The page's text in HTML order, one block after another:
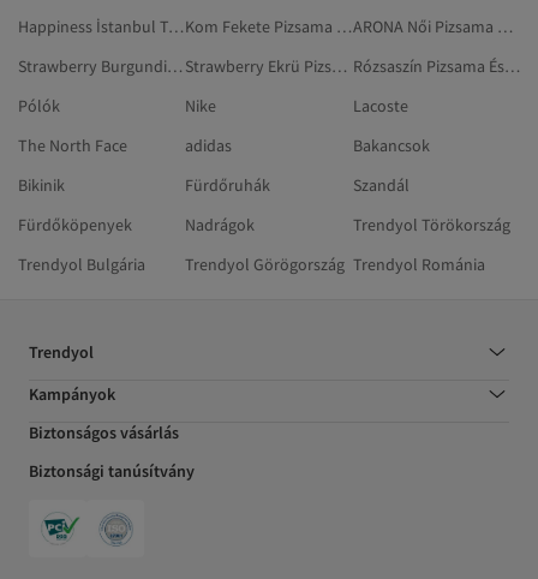
Happiness İstanbul Többszínű Pizsama És Alsónemű
Kom Fekete Pizsama És Alsónemű
ARONA Női Pizsama És Alsónemű
Strawberry Burgundi Pizsamaszettek
Strawberry Ekrü Pizsamaszettek
Rózsaszín Pizsama És Alsónemű
Pólók
Nike
Lacoste
The North Face
adidas
Bakancsok
Bikinik
Fürdőruhák
Szandál
Fürdőköpenyek
Nadrágok
Trendyol Törökország
Trendyol Bulgária
Trendyol Görögország Trendyol Románia
Trendyol
Kampányok
Biztonságos vásárlás
Biztonsági tanúsítvány